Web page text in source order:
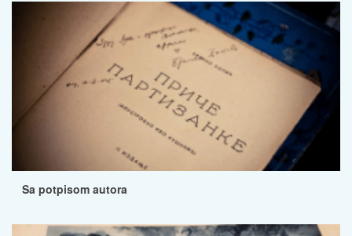
Sa potpisom autora